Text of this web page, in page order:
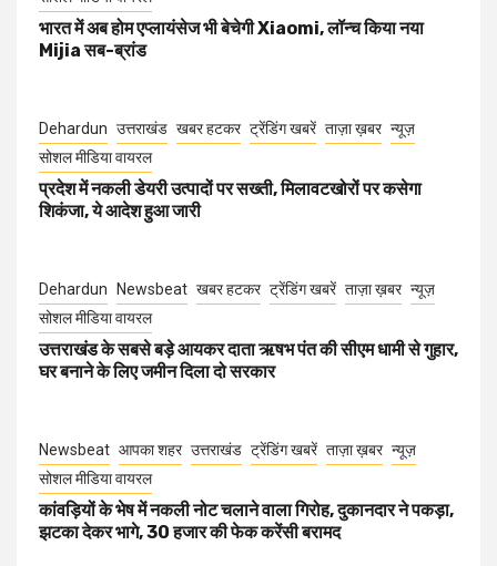
भारत में अब होम एप्लायंसेज भी बेचेगी Xiaomi, लॉन्च किया नया
Mijia सब-ब्रांड
Dehardun उत्तराखंड खबर हटकर ट्रेंडिंग खबरें ताज़ा ख़बर न्यूज़
सोशल मीडिया वायरल
प्रदेश में नकली डेयरी उत्पादों पर सख्ती, मिलावटखोरों पर कसेगा
शिकंजा, ये आदेश हुआ जारी
Dehardun Newsbeat खबर हटकर ट्रेंडिंग खबरें ताज़ा ख़बर न्यूज़
सोशल मीडिया वायरल
उत्तराखंड के सबसे बड़े आयकर दाता ऋषभ पंत की सीएम धामी से गुहार,
घर बनाने के लिए जमीन दिला दो सरकार
Newsbeat आपका शहर उत्तराखंड ट्रेंडिंग खबरें ताज़ा ख़बर न्यूज़
सोशल मीडिया वायरल
कांवड़ियों के भेष में नकली नोट चलाने वाला गिरोह, दुकानदार ने पकड़ा,
झटका देकर भागे, 30 हजार की फेक करेंसी बरामद